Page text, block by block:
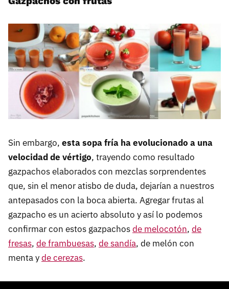
Sin embargo, esta sopa fría ha evolucionado a una
velocidad de vértigo, trayendo como resultado
gazpachos elaborados con mezclas sorprendentes
que, sin el menor atisbo de duda, dejarían a nuestros
antepasados con la boca abierta. Agregar frutas al
gazpacho es un acierto absoluto y así lo podemos
confirmar con estos gazpachosde melocotón, de
fresas, de frambuesas, de sandía, de melón con
menta yde cerezas.